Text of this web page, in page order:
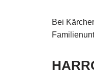
Bei